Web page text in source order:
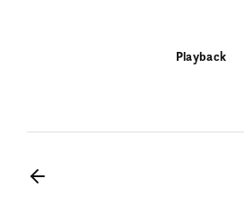
Playback